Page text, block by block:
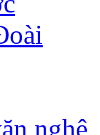
nghệ